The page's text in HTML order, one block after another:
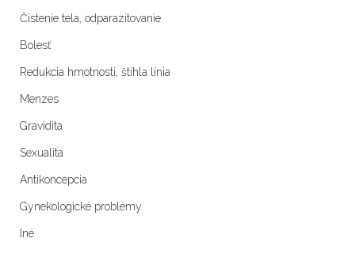
Čistenie tela, odparazitovanie
Bolesť
Redukcia hmotnosti, štíhla línia
Menzes
Gravidita
Sexualita
Antikoncepcia
Gynekologické problémy
Iné